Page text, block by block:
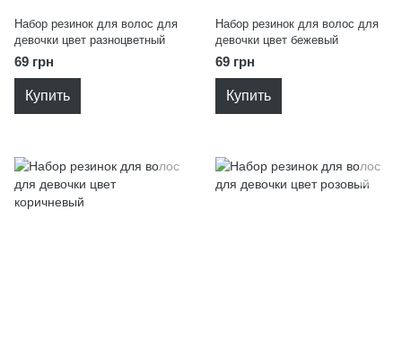
Набор резинок для волос для
девочки цвет разноцветный
69 грн
Купить
Набор резинок для волос для
девочки цвет бежевый
69 грн
Купить